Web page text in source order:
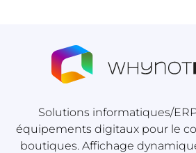
Solutions informatiques/
équipements digitaux pour le
boutiques. Affichage